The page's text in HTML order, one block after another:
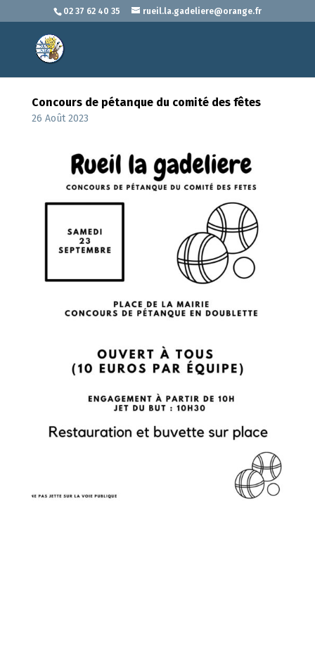
02 37 62 40 35 rueil.la.gadeliere@orange.fr
Concours de pétanque du comité des fêtes
26 Août 2023